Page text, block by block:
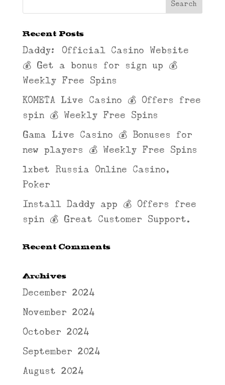
Recent Posts
Daddy: Official Casino Website
💰 Get a bonus for sign up 💰
Weekly Free Spins
KOMETA Live Casino 💰 Offers free
spin 💰 Weekly Free Spins
Gama Live Casino 💰 Bonuses for
new players 💰 Weekly Free Spins
1xbet Russia Online Casino,
Poker
Install Daddy app 💰 Offers free
spin 💰 Great Customer Support.
Recent Comments
Archives
December 2024
November 2024
October 2024
September 2024
August 2024